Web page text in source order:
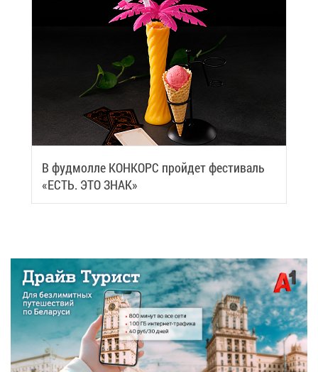
В фуд­мол­ле КОН­КОРС прой­дет фе­сти­валь
«ЕСТЬ. ЭТО ЗНАК»